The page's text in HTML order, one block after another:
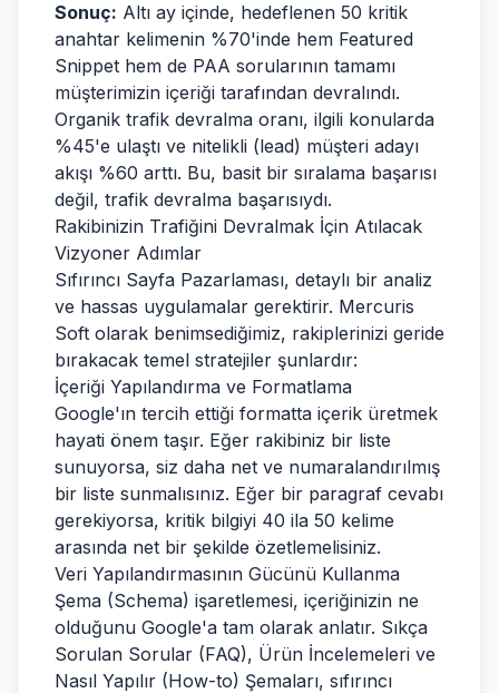
Sonuç: Altı ay içinde, hedeflenen 50 kritik
anahtar kelimenin %70'inde hem Featured
Snippet hem de PAA sorularının tamamı
müşterimizin içeriği tarafından devralındı.
Organik trafik devralma oranı, ilgili konularda
%45'e ulaştı ve nitelikli (lead) müşteri adayı
akışı %60 arttı. Bu, basit bir sıralama başarısı
değil, trafik devralma başarısıydı.
Rakibinizin Trafiğini Devralmak İçin Atılacak
Vizyoner Adımlar
Sıfırıncı Sayfa Pazarlaması, detaylı bir analiz
ve hassas uygulamalar gerektirir. Mercuris
Soft olarak benimsediğimiz, rakiplerinizi geride
bırakacak temel stratejiler şunlardır:
İçeriği Yapılandırma ve Formatlama
Google'ın tercih ettiği formatta içerik üretmek
hayati önem taşır. Eğer rakibiniz bir liste
sunuyorsa, siz daha net ve numaralandırılmış
bir liste sunmalısınız. Eğer bir paragraf cevabı
gerekiyorsa, kritik bilgiyi 40 ila 50 kelime
arasında net bir şekilde özetlemelisiniz.
Veri Yapılandırmasının Gücünü Kullanma
Şema (Schema) işaretlemesi, içeriğinizin ne
olduğunu Google'a tam olarak anlatır. Sıkça
Sorulan Sorular (FAQ), Ürün İncelemeleri ve
Nasıl Yapılır (How-to) Şemaları, sıfırıncı